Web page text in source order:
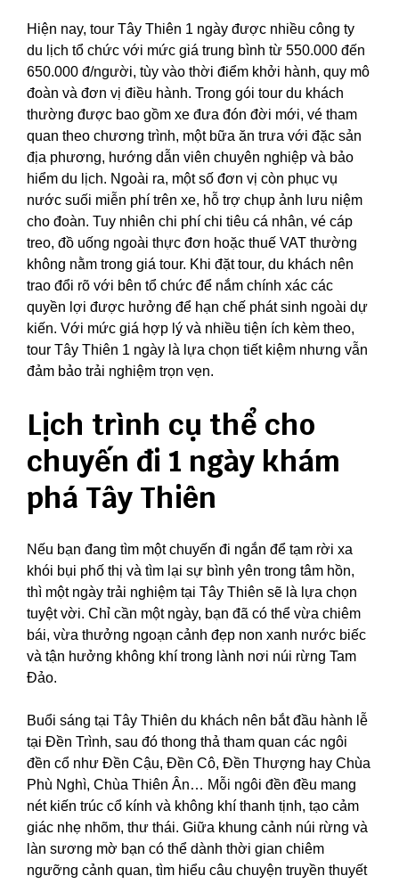
Hiện nay, tour Tây Thiên 1 ngày được nhiều công ty
du lịch tổ chức với mức giá trung bình từ 550.000 đến
650.000 đ/người, tùy vào thời điểm khởi hành, quy mô
đoàn và đơn vị điều hành. Trong gói tour du khách
thường được bao gồm xe đưa đón đời mới, vé tham
quan theo chương trình, một bữa ăn trưa với đặc sản
địa phương, hướng dẫn viên chuyên nghiệp và bảo
hiểm du lịch. Ngoài ra, một số đơn vị còn phục vụ
nước suối miễn phí trên xe, hỗ trợ chụp ảnh lưu niệm
cho đoàn. Tuy nhiên chi phí chi tiêu cá nhân, vé cáp
treo, đồ uống ngoài thực đơn hoặc thuế VAT thường
không nằm trong giá tour. Khi đặt tour, du khách nên
trao đổi rõ với bên tổ chức để nắm chính xác các
quyền lợi được hưởng để hạn chế phát sinh ngoài dự
kiến. Với mức giá hợp lý và nhiều tiện ích kèm theo,
tour Tây Thiên 1 ngày là lựa chọn tiết kiệm nhưng vẫn
đảm bảo trải nghiệm trọn vẹn.
Lịch trình cụ thể cho
chuyến đi 1 ngày khám
phá Tây Thiên
Nếu bạn đang tìm một chuyến đi ngắn để tạm rời xa
khói bụi phố thị và tìm lại sự bình yên trong tâm hồn,
thì một ngày trải nghiệm tại Tây Thiên sẽ là lựa chọn
tuyệt vời. Chỉ cần một ngày, bạn đã có thể vừa chiêm
bái, vừa thưởng ngoạn cảnh đẹp non xanh nước biếc
và tận hưởng không khí trong lành nơi núi rừng Tam
Đảo.
Buổi sáng tại Tây Thiên du khách nên bắt đầu hành lễ
tại Đền Trình, sau đó thong thả tham quan các ngôi
đền cổ như Đền Cậu, Đền Cô, Đền Thượng hay Chùa
Phù Nghì, Chùa Thiên Ân… Mỗi ngôi đền đều mang
nét kiến trúc cổ kính và không khí thanh tịnh, tạo cảm
giác nhẹ nhõm, thư thái. Giữa khung cảnh núi rừng và
làn sương mờ bạn có thể dành thời gian chiêm
ngưỡng cảnh quan, tìm hiểu câu chuyện truyền thuyết